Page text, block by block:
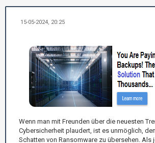
15-05-2024, 20:25
Wenn man mit Freunden über die neuesten
Cybersicherheit plaudert, ist es unmöglich,
Schatten von Ransomware zu übersehen. Als